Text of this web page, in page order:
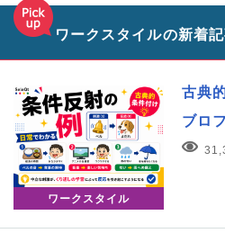
ワークスタイルの新着
ワークスタイル
古典
ブロ